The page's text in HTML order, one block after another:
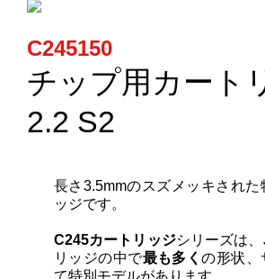
新製品情報
ステーション
その他製品
カートリッジとこて先
サポート
C245150
チップ用カート
2.2 S2
長さ3.5mmのスズメッキされた
ッジです。
C245カートリッジシリーズは
リッジの中で最も多くの形状、
て特別モデルがあります。